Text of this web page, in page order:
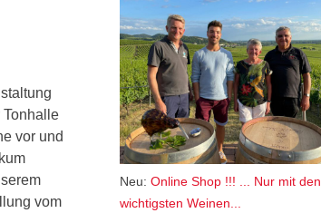
Tonhalle
vor und
vom
Neu: Online Shop !!! ... Nur mit den
wichtigsten Weinen...